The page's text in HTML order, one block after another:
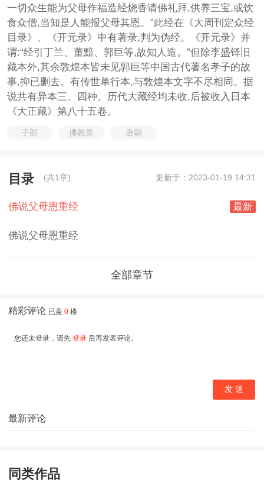
一切众生能为父母作福造经烧香请佛礼拜,供养三宝,或饮
食众僧,当知是人能报父母其恩。”此经在《大周刊定众经
目录》、《开元录》中有著录,判为伪经。《开元录》并
谓:“经引丁兰、董黯、郭巨等,故知人造。”但除李盛铎旧
藏本外,其余敦煌本皆未见郭巨等中国古代著名孝子的故
事,抑已删去。有传世单行本,与敦煌本文字不尽相同。据
说共有异本三、四种。历代大藏经均未收,后被收入日本
《大正藏》第八十五卷。
子部 佛教类 唐朝
目录 (共1章) 更新于：2023-01-19 14:31
佛说父母恩重经 最新
佛说父母恩重经
全部章节
同类作品